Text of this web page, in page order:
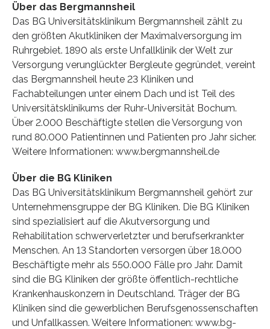
Über das Bergmannsheil
Das BG Universitätsklinikum Bergmannsheil zählt zu
den größten Akutkliniken der Maximalversorgung im
Ruhrgebiet. 1890 als erste Unfallklinik der Welt zur
Versorgung verunglückter Bergleute gegründet, vereint
das Bergmannsheil heute 23 Kliniken und
Fachabteilungen unter einem Dach und ist Teil des
Universitätsklinikums der Ruhr-Universität Bochum.
Über 2.000 Beschäftigte stellen die Versorgung von
rund 80.000 Patientinnen und Patienten pro Jahr sicher.
Weitere Informationen: www.bergmannsheil.de
Über die BG Kliniken
Das BG Universitätsklinikum Bergmannsheil gehört zur
Unternehmensgruppe der BG Kliniken. Die BG Kliniken
sind spezialisiert auf die Akutversorgung und
Rehabilitation schwerverletzter und berufserkrankter
Menschen. An 13 Standorten versorgen über 18.000
Beschäftigte mehr als 550.000 Fälle pro Jahr. Damit
sind die BG Kliniken der größte öffentlich-rechtliche
Krankenhauskonzern in Deutschland. Träger der BG
Kliniken sind die gewerblichen Berufsgenossenschaften
und Unfallkassen. Weitere Informationen: www.bg-